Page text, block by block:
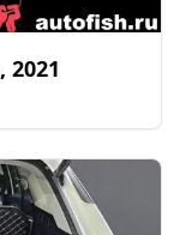
, 2021